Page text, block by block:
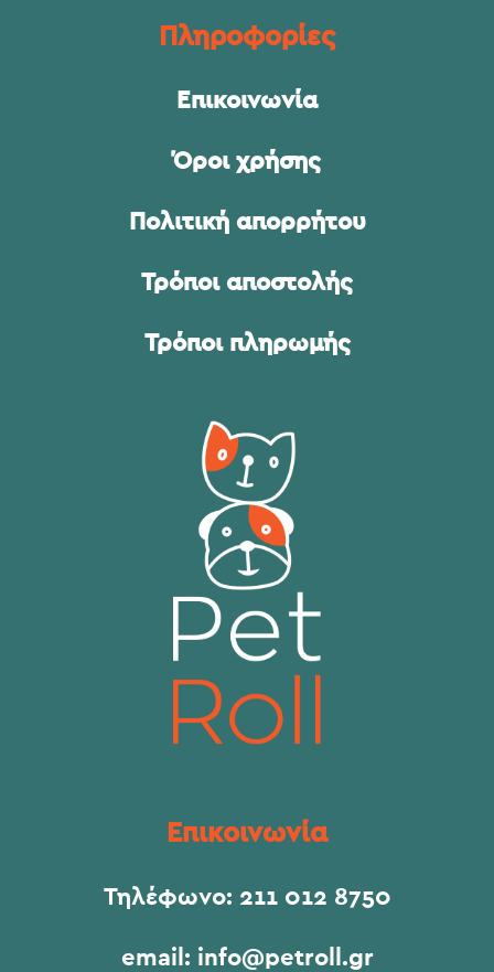
Πληροφορίες
Επικοινωνία
Όροι χρήσης
Πολιτική απορρήτου
Τρόποι αποστολής
Τρόποι πληρωμής
Επικοινωνία
Τηλέφωνο: 211 012 8750
email: info@petroll.gr